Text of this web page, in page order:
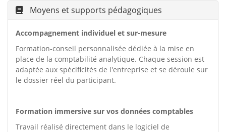
Moyens et supports pédagogiques
Accompagnement individuel et sur-mesure
Formation-conseil personnalisée dédiée à la mise en
place de la comptabilité analytique. Chaque session est
adaptée aux spécificités de l'entreprise et se déroule sur
le dossier réel du participant.
Formation immersive sur vos données comptables
Travail réalisé directement dans le logiciel de